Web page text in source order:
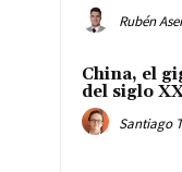
Rubén
China, el
del siglo
Santiago